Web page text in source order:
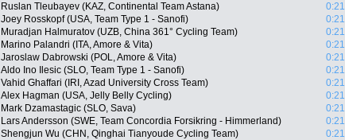
Ruslan Tleubayev (KAZ, Continental Team Astana)
0:21
Joey Rosskopf (USA, Team Type 1 - Sanofi)
0:21
Muradjan Halmuratov (UZB, China 361° Cycling Team)
0:21
Marino Palandri (ITA, Amore & Vita)
0:21
Jaroslaw Dabrowski (POL, Amore & Vita)
0:21
Aldo Ino Ilesic (SLO, Team Type 1 - Sanofi)
0:21
Vahid Ghaffari (IRI, Azad University Cross Team)
0:21
Alex Hagman (USA, Jelly Belly Cycling)
0:21
Mark Dzamastagic (SLO, Sava)
0:21
Lars Andersson (SWE, Team Concordia Forsikring - Himmerland)
0:21
Shengjun Wu (CHN, Qinghai Tianyoude Cycling Team)
0:21